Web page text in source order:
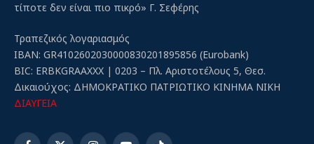
τίποτε δεν είναι πιο πικρό» Γ. Σεφέρης
Τραπεζικός λογαριασμός
IBAN: GR4102602030000830201895856 (Eurobank)
BIC: ERBKGRAAXXX | 0203 – Πλ. Αριστοτέλους 5, Θεσ.
Δικαιούχος: ΔΗΜΟΚΡΑΤΙΚΟ ΠΑΤΡΙΩΤΙΚΟ ΚΙΝΗΜΑ ΝΙΚΗ
ΔΙΑΥΓΕΙΑ